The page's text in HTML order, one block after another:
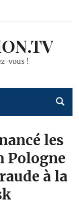
vous !
les
Pologne
à la